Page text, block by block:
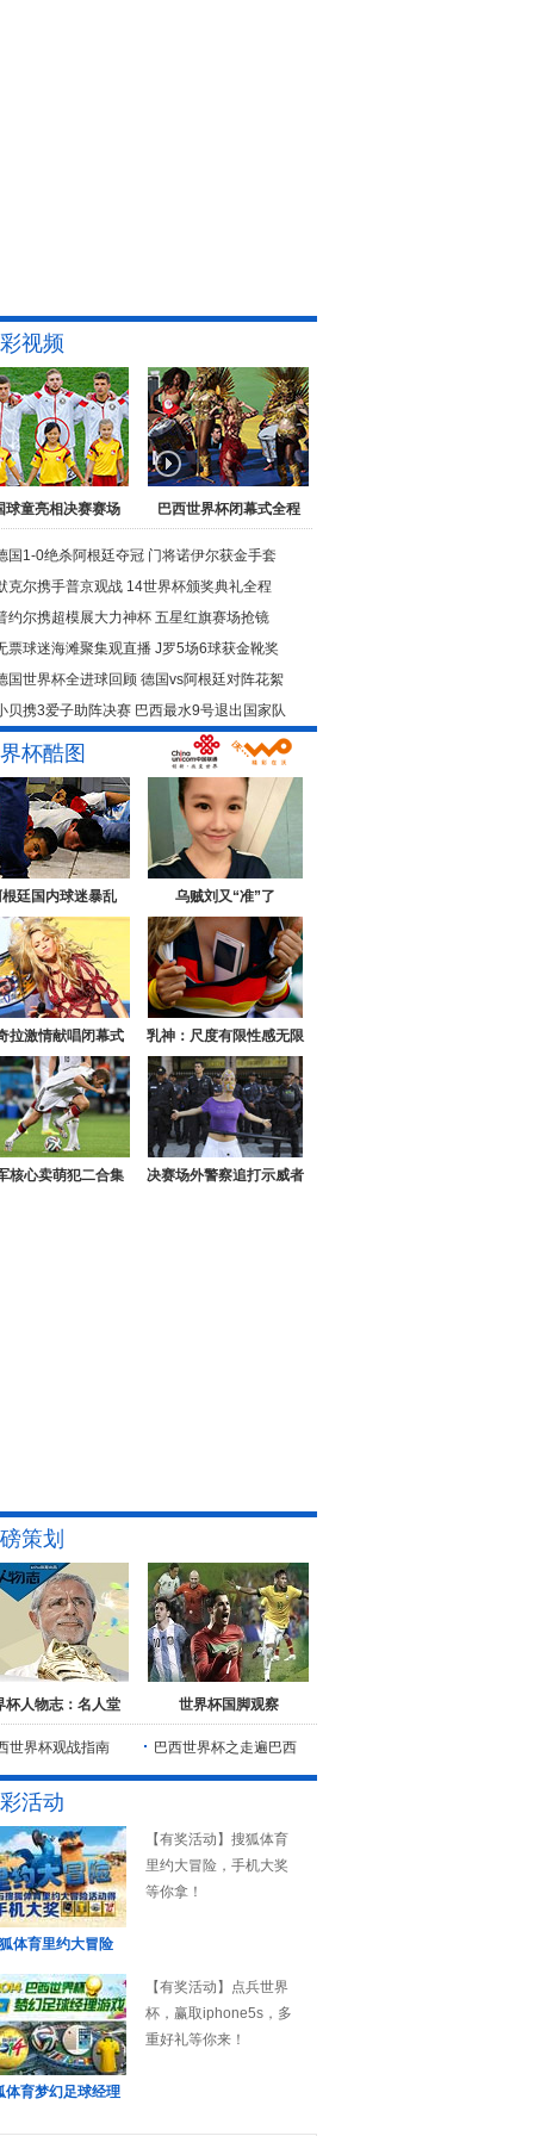
视频
球童亮相决赛赛场 巴西世界杯闭幕式全程
国1-0绝杀阿根廷夺冠 门将诺伊尔获金手套
克尔携手普京观战 14世界杯颁奖典礼全程
约尔携超模展大力神杯 五星红旗赛场抢镜
票球迷海滩聚集观直播 J罗5场6球获金靴奖
国世界杯全进球回顾 德国vs阿根廷对阵花絮
贝携3爱子助阵决赛 巴西最水9号退出国家队
杯酷图
廷国内球迷暴乱 乌贼刘又“准”了
拉激情献唱闭幕式 乳神：尺度有限性感无限
核心卖萌犯二合集 决赛场外警察追打示威者
策划
杯人物志：名人堂 世界杯国脚观察
世界杯观战指南 巴西世界杯之走遍巴西
活动
体育里约大冒险
【有奖活动】搜狐体育
里约大冒险，手机大奖
等你拿！
体育梦幻足球经理
【有奖活动】点兵世界
杯，赢取iphone5s，多
重好礼等你来！